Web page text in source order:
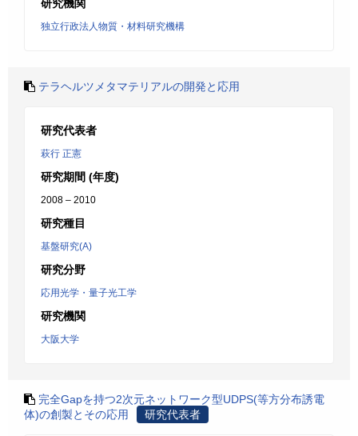
研究機関
独立行政法人物質・材料研究機構
テラヘルツメタマテリアルの開発と応用
研究代表者
萩行 正憲
研究期間 (年度)
2008 – 2010
研究種目
基盤研究(A)
研究分野
応用光学・量子光工学
研究機関
大阪大学
完全Gapを持つ2次元ネットワーク型UDPS(等方分布誘電
体)の創製とその応用
研究代表者